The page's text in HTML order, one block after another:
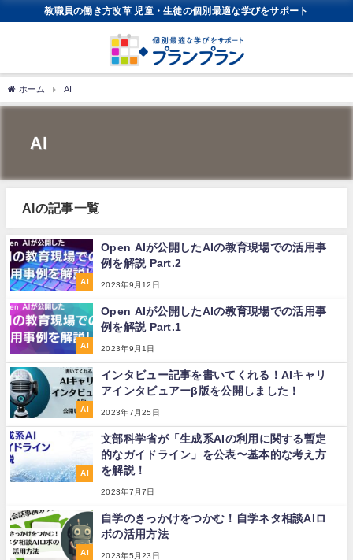
教職員の働き方改革 児童・生徒の個別最適な学びをサポート
ホーム AI
AI
AIの記事一覧
AI
Open AIが公開したAIの教育現場での活用事
例を解説 Part.2
2023年9月12日
AI
Open AIが公開したAIの教育現場での活用事
例を解説 Part.1
2023年9月1日
AI
インタビュー記事を書いてくれる！AIキャリ
アインタビュアーβ版を公開しました！
2023年7月25日
AI
文部科学省が「生成系AIの利用に関する暫定
的なガイドライン」を公表〜基本的な考え方
を解説！
2023年7月7日
AI
自学のきっかけをつかむ！自学ネタ相談AIロ
ボの活用方法
2023年5月23日